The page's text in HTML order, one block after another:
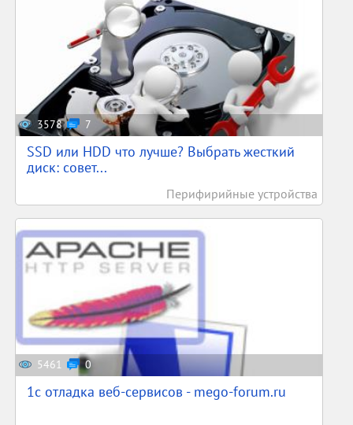
3578 7
SSD или HDD что лучше? Выбрать жесткий
диск: совет...
Перифирийные устройства
5461 0
1c отладка веб-сервисов - mego-forum.ru